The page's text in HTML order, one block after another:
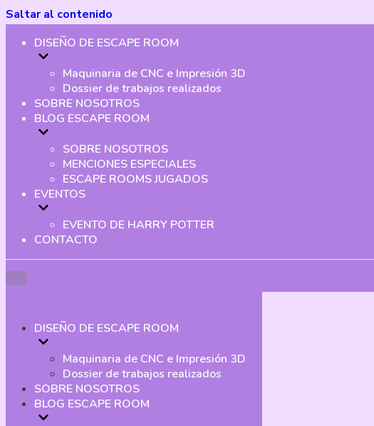
Saltar al contenido
DISEÑO DE ESCAPE ROOM
Maquinaria de CNC e Impresión 3D
Dossier de trabajos realizados
SOBRE NOSOTROS
BLOG ESCAPE ROOM
SOBRE NOSOTROS
MENCIONES ESPECIALES
ESCAPE ROOMS JUGADOS
EVENTOS
EVENTO DE HARRY POTTER
CONTACTO
DISEÑO DE ESCAPE ROOM
Maquinaria de CNC e Impresión 3D
Dossier de trabajos realizados
SOBRE NOSOTROS
BLOG ESCAPE ROOM